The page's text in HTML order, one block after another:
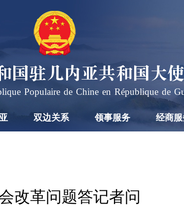
国驻几内亚共和国大
Populaire de Chine en République de
双边关系 领事服务 经商
改革问题答记者问